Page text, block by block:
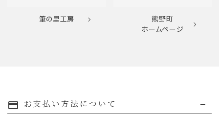
筆の里工房
熊野町
ホームページ
payment お支払い方法について